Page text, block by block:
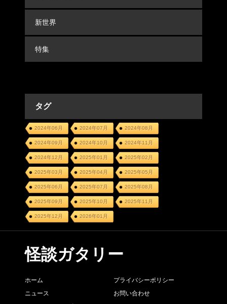
新世界
特集
タグ
2024年06月 2024年07月 2024年08月
2024年09月 2024年10月 2024年11月
2024年12月 2025年01月 2025年02月
2025年03月 2025年04月 2025年05月
2025年06月 2025年07月 2025年08月
2025年09月 2025年10月 2025年11月
2025年12月 2026年01月
怪談ガタリー
ホーム
ニュース
プライバシーポリシー
お問い合わせ